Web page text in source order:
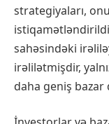
strategiyaları,
sahəsindəki
irəlilətmişdir,
daha geniş bazar